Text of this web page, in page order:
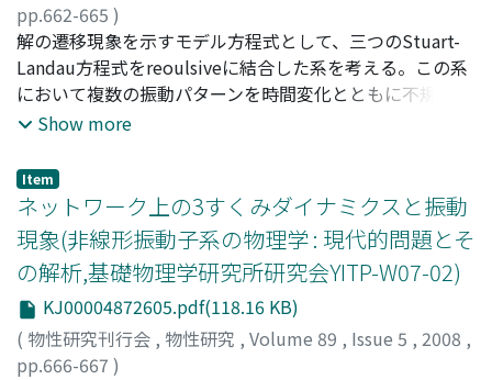
pp.662-665 )
伊藤, 賢太郎;Ito, Kentaro;イトウ, ケンタロウ
解の遷移現象を示すモデル方程式として、三つのStuart-
Landau方程式をreoulsiveに結合した系を考える。この系
において複数の振動パターンを時間変化とともに不規則に
移り変わる現象が現れることと、その状態に至るまでの分
Show more
Item
ネットワーク上の3すくみダイナミクスと振動
現象(非線形振動子系の物理学 : 現代的問題とそ
の解析,基礎物理学研究所研究会YITP-W07-02)
KJ00004872605.pdf(118.16 KB)
( 物性研究刊行会 , 物性研究 , Volume 89 , Issue 5 , 2008 ,
pp.666-667 )